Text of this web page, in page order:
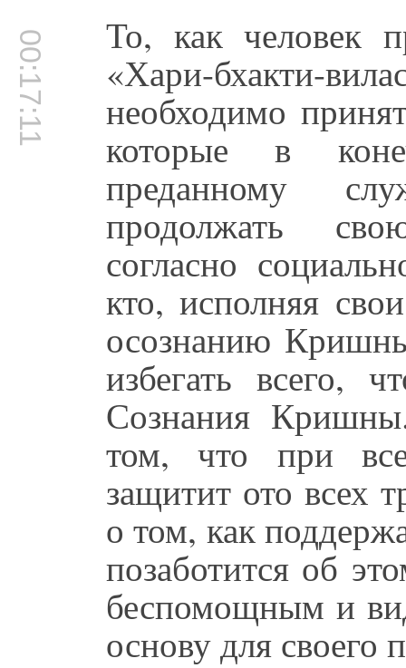
00:17:11 То, как человек
«Хари-бхакти-
необходимо
которые в
преданному
продолжать
согласно
кто, исполняя
осознанию
избегать всего,
Сознания
том, что при
защитит ото всех
о том, как
позаботится об
беспомощным и
основу для своего